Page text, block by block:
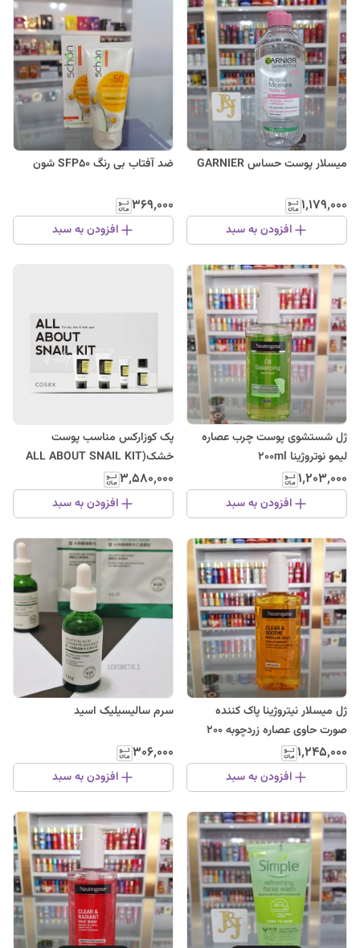
میسلار پوست حساس GARNIER
۱٬۱۷۹٬۰۰۰
افزودن به سبد
ضد آفتاب بی رنگ SFP50 شون
۳۶۹٬۰۰۰
افزودن به سبد
ژل شستشوی پوست چرب عصاره
لیمو نوتروژینا 200ml
۱٬۲۰۳٬۰۰۰
افزودن به سبد
پک کوزارکس مناسب پوست
خشک(ALL ABOUT SNAIL KIT
4-step)
۳٬۵۸۰٬۰۰۰
افزودن به سبد
ژل میسلار نیتروژینا پاک کننده
صورت حاوی عصاره زردچوبه 200
میل
۱٬۲۴۵٬۰۰۰
افزودن به سبد
سرم سالیسیلیک اسید
۳۰۶٬۰۰۰
افزودن به سبد